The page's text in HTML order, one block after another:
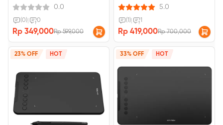
bahasa Inggris, Kerjakan sendiri
0.0
(0) 0
Rp 349,000Rp 599,000
5.0
(1) 1
Rp 419,000Rp 700,000
23% OFF HOT 33% OFF HOT